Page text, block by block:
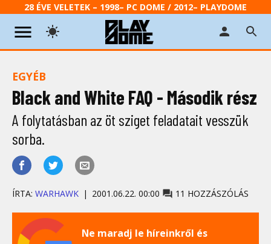
28 ÉVE VELETEK – 1998– PC DOME / 2012– PLAYDOME
EGYÉB
Black and White FAQ - Második rész
A folytatásban az öt sziget feladatait vesszük
sorba.
ÍRTA: WARHAWK 2001.06.22. 00:00 11 HOZZÁSZÓLÁS
Ne maradj le híreinkről és